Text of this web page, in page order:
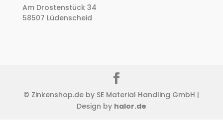
Am Drostenstück 34
58507 Lüdenscheid
© Zinkenshop.de by SE Material Handling GmbH |
Design by halor.de